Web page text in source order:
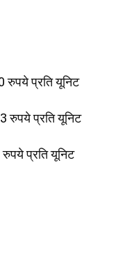
रुपये प्रति यूनिट
रुपये प्रति यूनिट
प्रति यूनिट